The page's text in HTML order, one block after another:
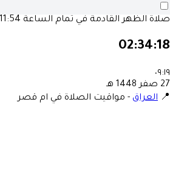
صلاة الظهر القادمة في تمام الساعة 11:54
02:34:18
٠٩:١٩
27 صفر 1448 هـ
📍 العراق - مواقيت الصلاة في ام قصر